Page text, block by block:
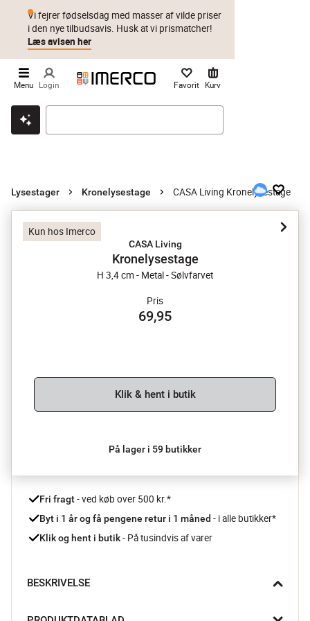
Klik & hent Byt i 1 år Prismatch
Vi fejrer fødselsdag med masser af vilde priser
i den nye tilbudsavis. Husk at vi prismatcher!
Læs avisen her
Menu Login Favorit Kurv
Lysestager Kronelysestage CASA Living Kronelysestage
Kun hos Imerco
CASA Living
Kronelysestage
H 3,4 cm - Metal - Sølvfarvet
Pris
69,95
Klik & hent i butik
På lager i 59 butikker
Fri fragt - ved køb over 500 kr.*
Byt i 1 år og få pengene retur i 1 måned - i alle butikker*
Klik og hent i butik - På tusindvis af varer
BESKRIVELSE